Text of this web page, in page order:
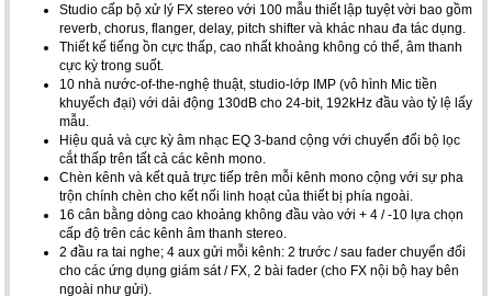
Studio cấp bộ xử lý FX stereo với 100 mẫu thiết lập tuyệt vời bao gồm
reverb, chorus, flanger, delay, pitch shifter và khác nhau đa tác dụng.
Thiết kế tiếng ồn cực thấp, cao nhất khoảng không có thể, âm thanh
cực kỳ trong suốt.
10 nhà nước-of-the-nghệ thuật, studio-lớp IMP (vô hình Mic tiền
khuyếch đại) với dải động 130dB cho 24-bit, 192kHz đầu vào tỷ lệ lấy
mẫu.
Hiệu quả và cực kỳ âm nhạc EQ 3-band cộng với chuyển đổi bộ lọc
cắt thấp trên tất cả các kênh mono.
Chèn kênh và kết quả trực tiếp trên mỗi kênh mono cộng với sự pha
trộn chính chèn cho kết nối linh hoạt của thiết bị phía ngoài.
16 cân bằng dòng cao khoảng không đầu vào với + 4 / -10 lựa chọn
cấp độ trên các kênh âm thanh stereo.
2 đầu ra tai nghe; 4 aux gửi mỗi kênh: 2 trước / sau fader chuyển đổi
cho các ứng dụng giám sát / FX, 2 bài fader (cho FX nội bộ hay bên
ngoài như gửi).